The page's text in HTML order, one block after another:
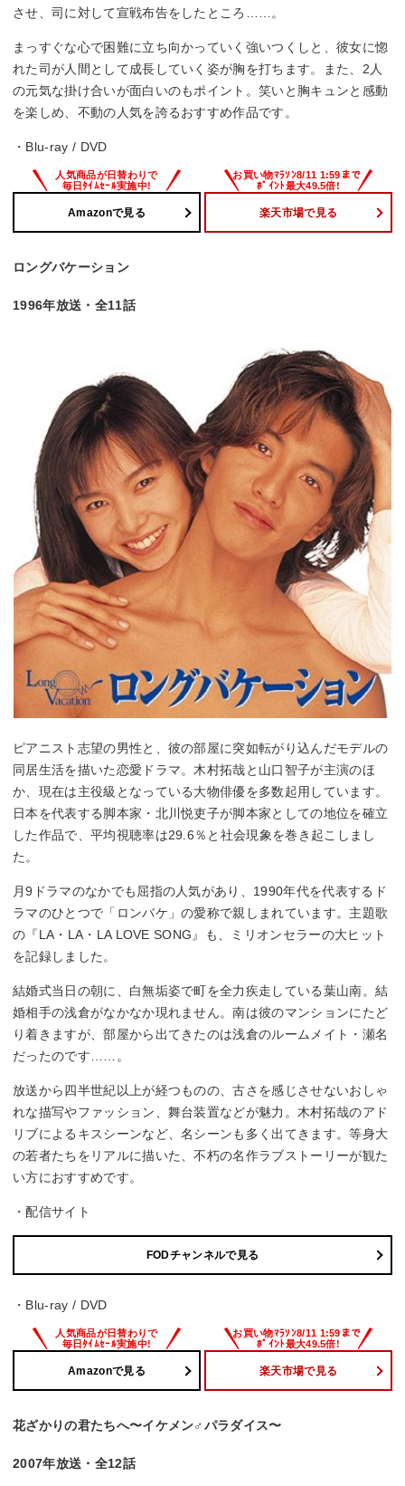
させ、司に対して宣戦布告をしたところ……。
まっすぐな心で困難に立ち向かっていく強いつくしと、彼女に惚
れた司が人間として成長していく姿が胸を打ちます。また、2人
の元気な掛け合いが面白いのもポイント。笑いと胸キュンと感動
を楽しめ、不動の人気を誇るおすすめ作品です。
・Blu-ray / DVD
Amazonで見る 楽天市場で見る
ロングバケーション
1996年放送・全11話
ピアニスト志望の男性と、彼の部屋に突如転がり込んだモデルの
同居生活を描いた恋愛ドラマ。木村拓哉と山口智子が主演のほ
か、現在は主役級となっている大物俳優を多数起用しています。
日本を代表する脚本家・北川悦吏子が脚本家としての地位を確立
した作品で、平均視聴率は29.6％と社会現象を巻き起こしまし
た。
月9ドラマのなかでも屈指の人気があり、1990年代を代表するド
ラマのひとつで「ロンバケ」の愛称で親しまれています。主題歌
の『LA・LA・LA LOVE SONG』も、ミリオンセラーの大ヒット
を記録しました。
結婚式当日の朝に、白無垢姿で町を全力疾走している葉山南。結
婚相手の浅倉がなかなか現れません。南は彼のマンションにたど
り着きますが、部屋から出てきたのは浅倉のルームメイト・瀬名
だったのです……。
放送から四半世紀以上が経つものの、古さを感じさせないおしゃ
れな描写やファッション、舞台装置などが魅力。木村拓哉のアド
リブによるキスシーンなど、名シーンも多く出てきます。等身大
の若者たちをリアルに描いた、不朽の名作ラブストーリーが観た
い方におすすめです。
・配信サイト
FODチャンネルで見る
・Blu-ray / DVD
Amazonで見る 楽天市場で見る
花ざかりの君たちへ〜イケメン♂パラダイス〜
2007年放送・全12話